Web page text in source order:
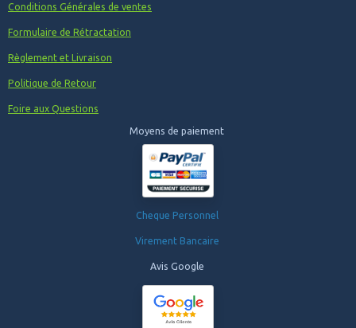
Conditions Générales de ventes
Formulaire de Rétractation
Règlement et Livraison
Politique de Retour
Foire aux Questions
Moyens de paiement
Cheque Personnel
Virement Bancaire
Avis Google